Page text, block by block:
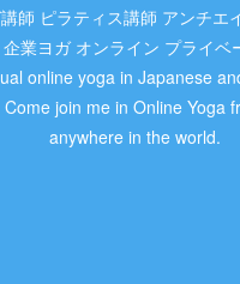
師 ピラティス講師 アンチエ
企業ヨガ オンライン プライベ
online yoga in Japanese
Come join me in Online Yoga
anywhere in the world.